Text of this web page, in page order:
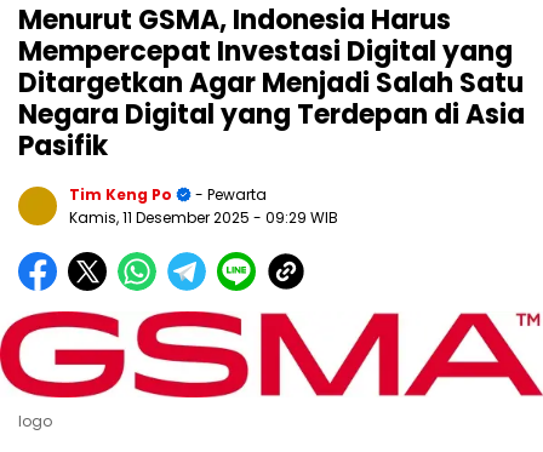
Menurut GSMA, Indonesia Harus
Mempercepat Investasi Digital yang
Ditargetkan Agar Menjadi Salah Satu
Negara Digital yang Terdepan di Asia
Pasifik
Tim Keng Po
- Pewarta
Kamis, 11 Desember 2025 - 09:29 WIB
logo